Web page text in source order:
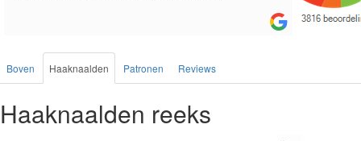
Boven Haaknaalden Patronen Reviews
Haaknaalden reeks